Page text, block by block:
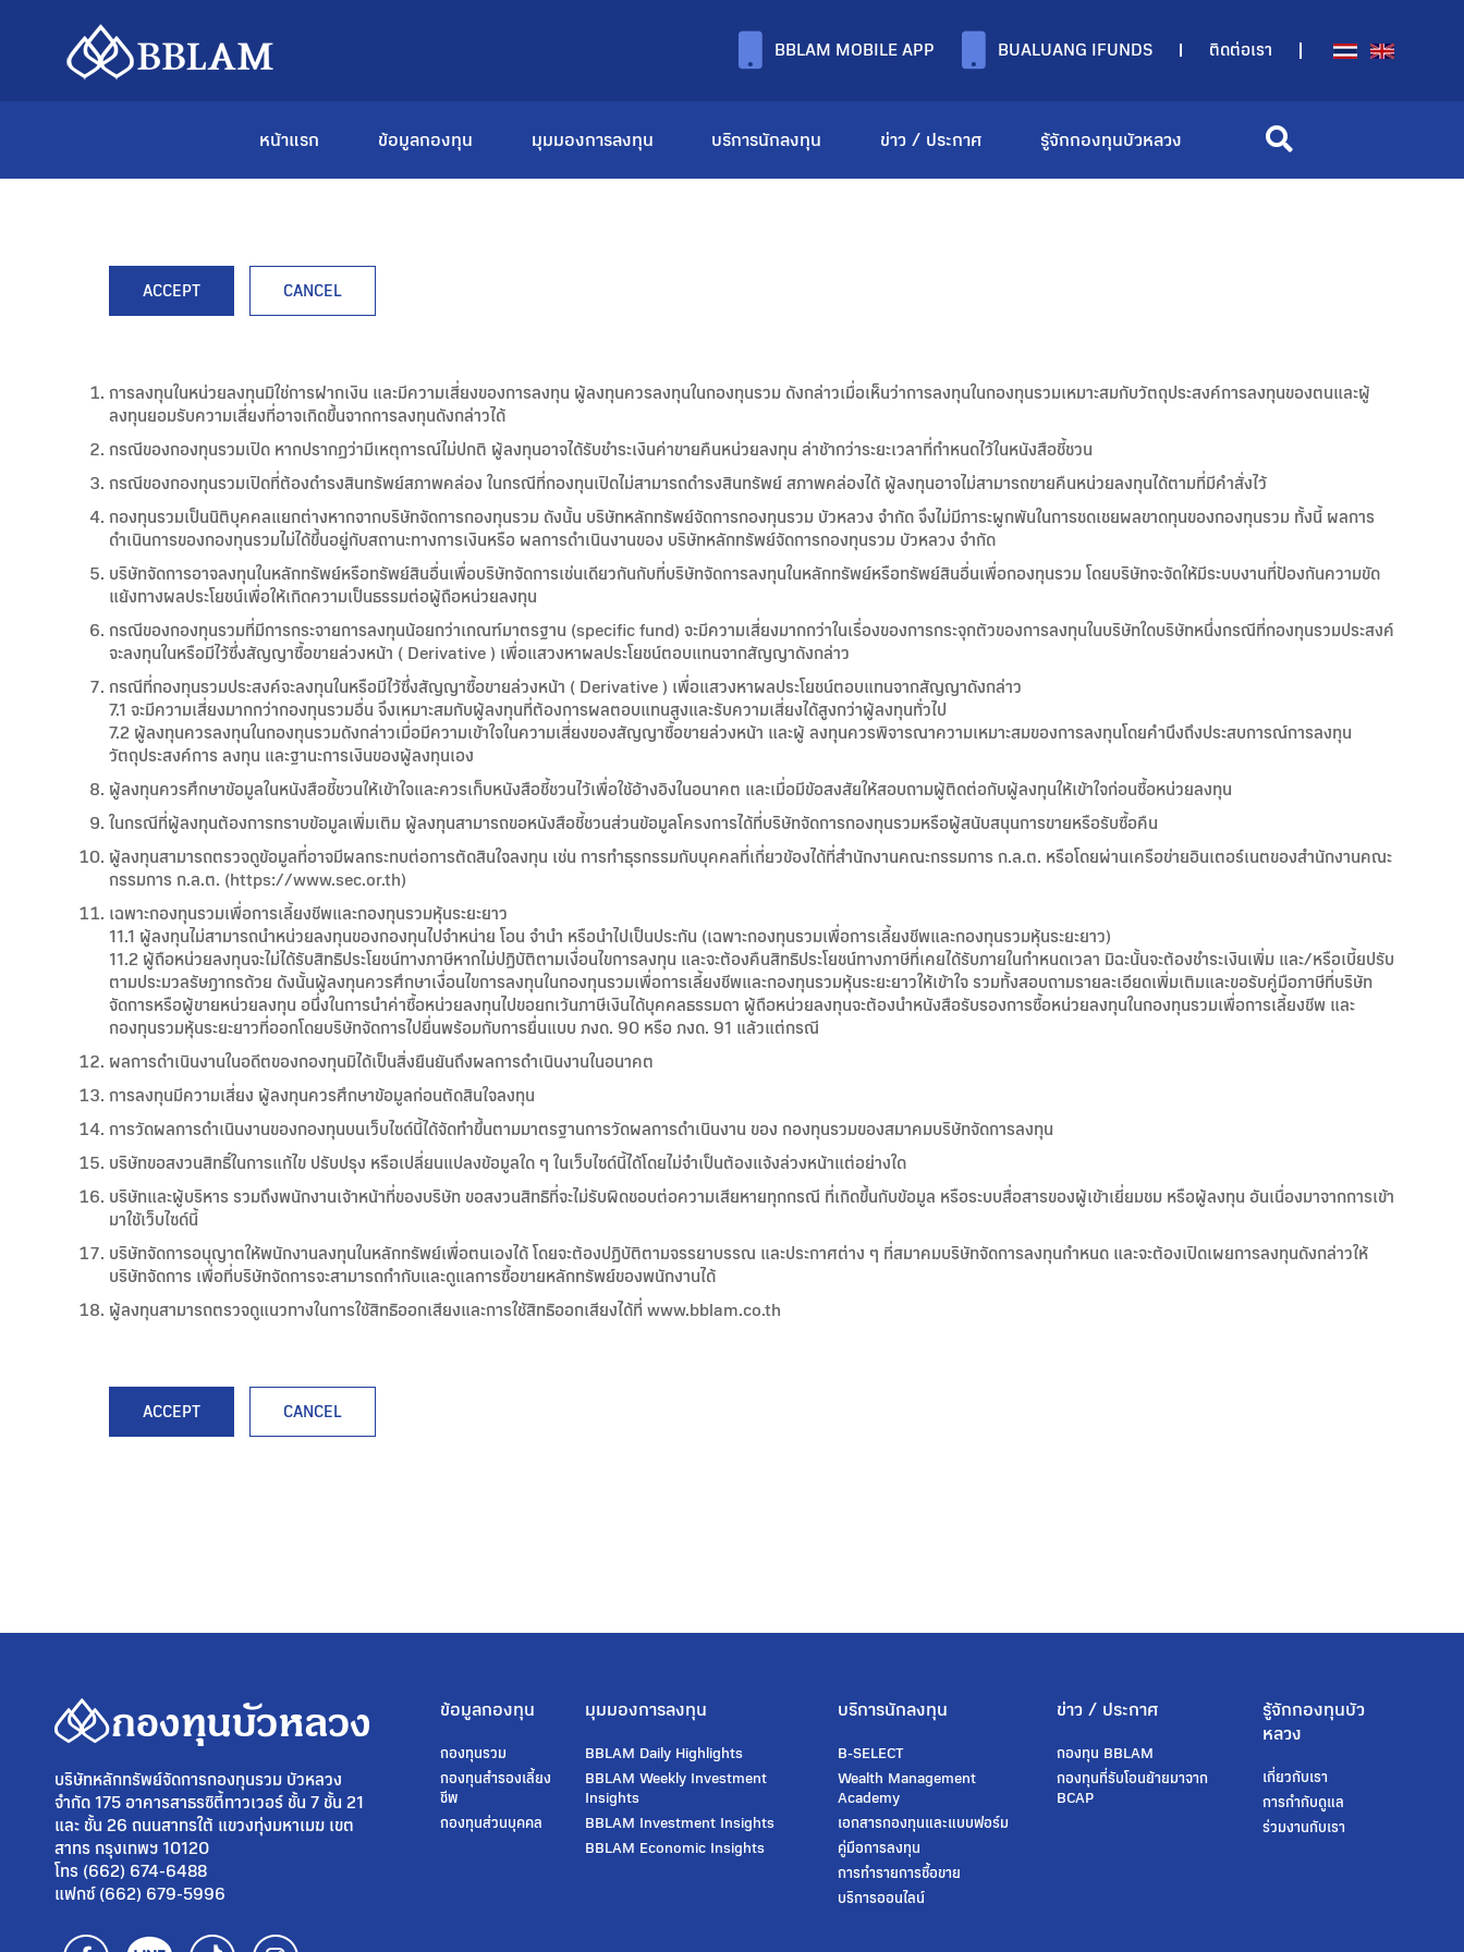
BBLAM MOBILE APP BUALUANG IFUNDS ติดต่อเรา
หน้าแรก ข้อมูลกองทุน มุมมองการลงทุน บริการนักลงทุน ข่าว / ประกาศ รู้จักกองทุนบัวหลวง
ACCEPT CANCEL
การลงทุนในหน่วยลงทุนมิใช่การฝากเงิน และมีความเสี่ยงของการลงทุน ผู้ลงทุนควรลงทุนในกองทุนรวม ดังกล่าวเมื่อเห็นว่าการลงทุนในกองทุนรวมเหมาะสมกับวัตถุประสงค์การลงทุนของตนและผู้
ลงทุนยอมรับความเสี่ยงที่อาจเกิดขึ้นจากการลงทุนดังกล่าวได้
กรณีของกองทุนรวมเปิด หากปรากฏว่ามีเหตุการณ์ไม่ปกติ ผู้ลงทุนอาจได้รับชำระเงินค่าขายคืนหน่วยลงทุน ล่าช้ากว่าระยะเวลาที่กำหนดไว้ในหนังสือชี้ชวน
กรณีของกองทุนรวมเปิดที่ต้องดำรงสินทรัพย์สภาพคล่อง ในกรณีที่กองทุนเปิดไม่สามารถดำรงสินทรัพย์ สภาพคล่องได้ ผู้ลงทุนอาจไม่สามารถขายคืนหน่วยลงทุนได้ตามที่มีคำสั่งไว้
กองทุนรวมเป็นนิติบุคคลแยกต่างหากจากบริษัทจัดการกองทุนรวม ดังนั้น บริษัทหลักทรัพย์จัดการกองทุนรวม บัวหลวง จำกัด จึงไม่มีภาระผูกพันในการชดเชยผลขาดทุนของกองทุนรวม ทั้งนี้ ผลการ
ดำเนินการของกองทุนรวมไม่ได้ขึ้นอยู่กับสถานะทางการเงินหรือ ผลการดำเนินงานของ บริษัทหลักทรัพย์จัดการกองทุนรวม บัวหลวง จำกัด
บริษัทจัดการอาจลงทุนในหลักทรัพย์หรือทรัพย์สินอื่นเพื่อบริษัทจัดการเช่นเดียวกันกับที่บริษัทจัดการลงทุนในหลักทรัพย์หรือทรัพย์สินอื่นเพื่อกองทุนรวม โดยบริษัทจะจัดให้มีระบบงานที่ป้องกันความขัด
แย้งทางผลประโยชน์เพื่อให้เกิดความเป็นธรรมต่อผู้ถือหน่วยลงทุน
กรณีของกองทุนรวมที่มีการกระจายการลงทุนน้อยกว่าเกณฑ์มาตรฐาน (specific fund) จะมีความเสี่ยงมากกว่าในเรื่องของการกระจุกตัวของการลงทุนในบริษัทใดบริษัทหนึ่งกรณีที่กองทุนรวมประสงค์
จะลงทุนในหรือมีไว้ซึ่งสัญญาซื้อขายล่วงหน้า ( Derivative ) เพื่อแสวงหาผลประโยชน์ตอบแทนจากสัญญาดังกล่าว
กรณีที่กองทุนรวมประสงค์จะลงทุนในหรือมีไว้ซึ่งสัญญาซื้อขายล่วงหน้า ( Derivative ) เพื่อแสวงหาผลประโยชน์ตอบแทนจากสัญญาดังกล่าว
7.1 จะมีความเสี่ยงมากกว่ากองทุนรวมอื่น จึงเหมาะสมกับผู้ลงทุนที่ต้องการผลตอบแทนสูงและรับความเสี่ยงได้สูงกว่าผู้ลงทุนทั่วไป
7.2 ผู้ลงทุนควรลงทุนในกองทุนรวมดังกล่าวเมื่อมีความเข้าใจในความเสี่ยงของสัญญาซื้อขายล่วงหน้า และผู้ ลงทุนควรพิจารณาความเหมาะสมของการลงทุนโดยคำนึงถึงประสบการณ์การลงทุน
วัตถุประสงค์การ ลงทุน และฐานะการเงินของผู้ลงทุนเอง
ผู้ลงทุนควรศึกษาข้อมูลในหนังสือชี้ชวนให้เข้าใจและควรเก็บหนังสือชี้ชวนไว้เพื่อใช้อ้างอิงในอนาคต และเมื่อมีข้อสงสัยให้สอบถามผู้ติดต่อกับผู้ลงทุนให้เข้าใจก่อนซื้อหน่วยลงทุน
ในกรณีที่ผู้ลงทุนต้องการทราบข้อมูลเพิ่มเติม ผู้ลงทุนสามารถขอหนังสือชี้ชวนส่วนข้อมูลโครงการได้ที่บริษัทจัดการกองทุนรวมหรือผู้สนับสนุนการขายหรือรับซื้อคืน
ผู้ลงทุนสามารถตรวจดูข้อมูลที่อาจมีผลกระทบต่อการตัดสินใจลงทุน เช่น การทำธุรกรรมกับบุคคลที่เกี่ยวข้องได้ที่สำนักงานคณะกรรมการ ก.ล.ต. หรือโดยผ่านเครือข่ายอินเตอร์เนตของสำนักงานคณะ
กรรมการ ก.ล.ต. (https://www.sec.or.th)
เฉพาะกองทุนรวมเพื่อการเลี้ยงชีพและกองทุนรวมหุ้นระยะยาว
11.1 ผู้ลงทุนไม่สามารถนำหน่วยลงทุนของกองทุนไปจำหน่าย โอน จำนำ หรือนำไปเป็นประกัน (เฉพาะกองทุนรวมเพื่อการเลี้ยงชีพและกองทุนรวมหุ้นระยะยาว)
11.2 ผู้ถือหน่วยลงทุนจะไม่ได้รับสิทธิประโยชน์ทางภาษีหากไม่ปฏิบัติตามเงื่อนไขการลงทุน และจะต้องคืนสิทธิประโยชน์ทางภาษีที่เคยได้รับภายในกำหนดเวลา มิฉะนั้นจะต้องชำระเงินเพิ่ม และ/หรือเบี้ยปรับ
ตามประมวลรัษฎากรด้วย ดังนั้นผู้ลงทุนควรศึกษาเงื่อนไขการลงทุนในกองทุนรวมเพื่อการเลี้ยงชีพและกองทุนรวมหุ้นระยะยาวให้เข้าใจ รวมทั้งสอบถามรายละเอียดเพิ่มเติมและขอรับคู่มือภาษีที่บริษัท
จัดการหรือผู้ขายหน่วยลงทุน อนึ่งในการนำค่าซื้อหน่วยลงทุนไปขอยกเว้นภาษีเงินได้บุคคลธรรมดา ผู้ถือหน่วยลงทุนจะต้องนำหนังสือรับรองการซื้อหน่วยลงทุนในกองทุนรวมเพื่อการเลี้ยงชีพ และ
กองทุนรวมหุ้นระยะยาวที่ออกโดยบริษัทจัดการไปยื่นพร้อมกับการยื่นแบบ ภงด. 90 หรือ ภงด. 91 แล้วแต่กรณี
ผลการดำเนินงานในอดีตของกองทุนมิได้เป็นสิ่งยืนยันถึงผลการดำเนินงานในอนาคต
การลงทุนมีความเสี่ยง ผู้ลงทุนควรศึกษาข้อมูลก่อนตัดสินใจลงทุน
การวัดผลการดำเนินงานของกองทุนบนเว็บไซด์นี้ได้จัดทำขึ้นตามมาตรฐานการวัดผลการดำเนินงาน ของ กองทุนรวมของสมาคมบริษัทจัดการลงทุน
บริษัทขอสงวนสิทธิ์ในการแก้ไข ปรับปรุง หรือเปลี่ยนแปลงข้อมูลใด ๆ ในเว็บไซด์นี้ได้โดยไม่จำเป็นต้องแจ้งล่วงหน้าแต่อย่างใด
บริษัทและผู้บริหาร รวมถึงพนักงานเจ้าหน้าที่ของบริษัท ขอสงวนสิทธิที่จะไม่รับผิดชอบต่อความเสียหายทุกกรณี ที่เกิดขึ้นกับข้อมูล หรือระบบสื่อสารของผู้เข้าเยี่ยมชม หรือผู้ลงทุน อันเนื่องมาจากการเข้า
มาใช้เว็บไซด์นี้
บริษัทจัดการอนุญาตให้พนักงานลงทุนในหลักทรัพย์เพื่อตนเองได้ โดยจะต้องปฏิบัติตามจรรยาบรรณ และประกาศต่าง ๆ ที่สมาคมบริษัทจัดการลงทุนกำหนด และจะต้องเปิดเผยการลงทุนดังกล่าวให้
บริษัทจัดการ เพื่อที่บริษัทจัดการจะสามารถกำกับและดูแลการซื้อขายหลักทรัพย์ของพนักงานได้
ผู้ลงทุนสามารถตรวจดูแนวทางในการใช้สิทธิออกเสียงและการใช้สิทธิออกเสียงได้ที่ www.bblam.co.th
ACCEPT CANCEL
บริษัทหลักทรัพย์จัดการกองทุนรวม บัวหลวง
จำกัด 175 อาคารสาธรซิตี้ทาวเวอร์ ชั้น 7 ชั้น 21
และ ชั้น 26 ถนนสาทรใต้ แขวงทุ่งมหาเมฆ เขต
สาทร กรุงเทพฯ 10120
โทร (662) 674-6488
แฟกซ์ (662) 679-5996
ข้อมูลกองทุน
กองทุนรวม
กองทุนสํารองเลี้ยง
ชีพ
กองทุนส่วนบุคคล
มุมมองการลงทุน
BBLAM Daily Highlights
BBLAM Weekly Investment
Insights
BBLAM Investment Insights
BBLAM Economic Insights
บริการนักลงทุน
B-SELECT
Wealth Management
Academy
เอกสารกองทุนและแบบฟอร์ม
คู่มือการลงทุน
การทำรายการซื้อขาย
บริการออนไลน์
ข่าว / ประกาศ
กองทุน BBLAM
กองทุนที่รับโอนย้ายมาจาก
BCAP
รู้จักกองทุนบัว
หลวง
เกี่ยวกับเรา
การกำกับดูแล
ร่วมงานกับเรา